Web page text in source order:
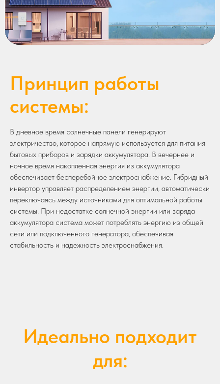
Принцип работы
системы:
В дневное время солнечные панели генерируют
электричество, которое напрямую используется для питания
бытовых приборов и зарядки аккумулятора. В вечернее и
ночное время накопленная энергия из аккумулятора
обеспечивает бесперебойное электроснабжение. Гибридный
инвертор управляет распределением энергии, автоматически
переключаясь между источниками для оптимальной работы
системы. При недостатке солнечной энергии или заряда
аккумулятора система может потреблять энергию из общей
сети или подключенного генератора, обеспечивая
стабильность и надежность электроснабжения.
Идеально подходит
для: